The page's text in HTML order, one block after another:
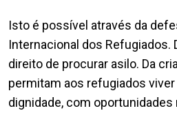
Isto é possível através da
Internacional dos Refugiados.
direito de procurar asilo. Da
permitam aos refugiados
dignidade, com oportunidades